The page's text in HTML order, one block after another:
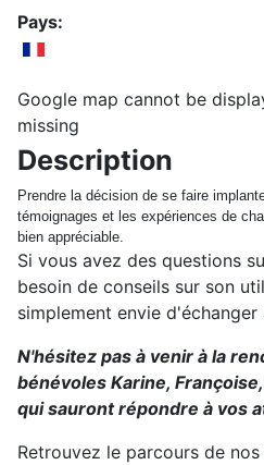
Pays:
Google map cannot be
missing
Description
Prendre la décision de se faire
témoignages et les expériences de
bien appréciable.
Si vous avez des questions
besoin de conseils sur son
simplement envie
N'hésitez pas à venir à la
bénévoles Karine,
qui sauront répondre à vos
Retrouvez le parcours de